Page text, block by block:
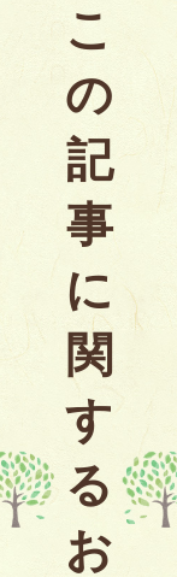
こ
の
記
事
に
関
す
る
お